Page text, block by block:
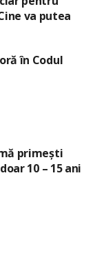
va putea
în Codul
primești
10 – 15 ani